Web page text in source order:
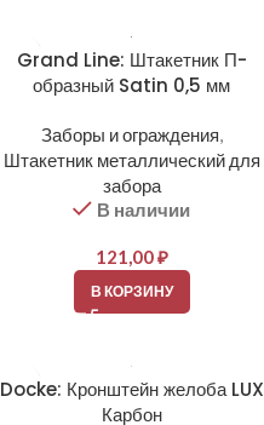
Grand Line: Штакетник П-
образный Satin 0,5 мм
Заборы и ограждения,
Штакетник металлический для
забора
В наличии
121,00₽
В КОРЗИНУ
Docke: Кронштейн желоба LUX
Карбон